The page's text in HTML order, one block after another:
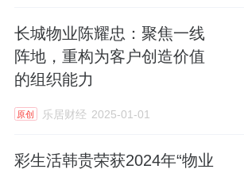
体，物业联合社区、第三方机构
全年的活动日历。
暑假来临前，赵艳颖注意到小区
“报托管班太贵且接送不便”。她
长城物业陈耀忠：聚焦一线
阵地，重构为客户创造价值
的组织能力
原创 乐居财经 2025-01-01
彩生活韩贵荣获2024年“物业